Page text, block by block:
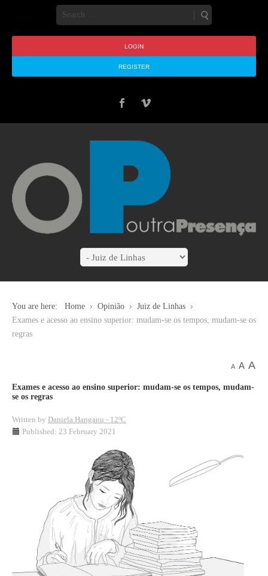
LOGIN
REGISTER
You are here: Home Opinião
Juiz de Linhas
Exames e acesso ao ensino superior: mudam-se os tempos, mudam-se os
regras
A A A
Exames e acesso ao ensino superior: mudam-se os tempos, mudam-
se os regras
Written by Daniela Hanganu - 12ºC
Published: 23 February 2021